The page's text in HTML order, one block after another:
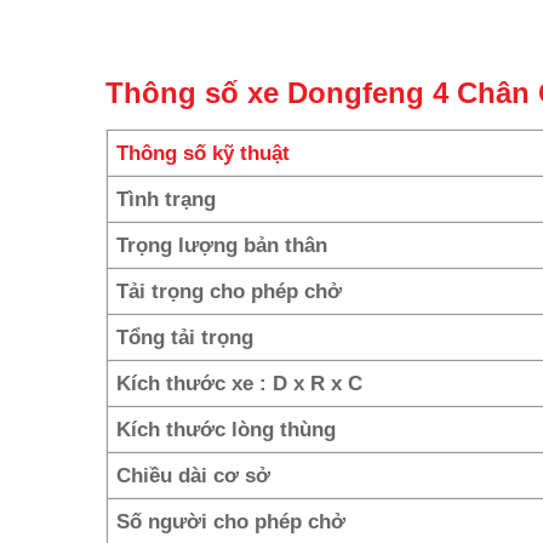
Thông số xe Dongfeng 4 Chân
Thông số kỹ thuật
Tình trạng
Trọng lượng bản thân
Tải trọng cho phép chở
Tổng tải trọng
Kích thước xe : D x R x C
Kích thước lòng thùng
Chiều dài cơ sở
Số người cho phép chở